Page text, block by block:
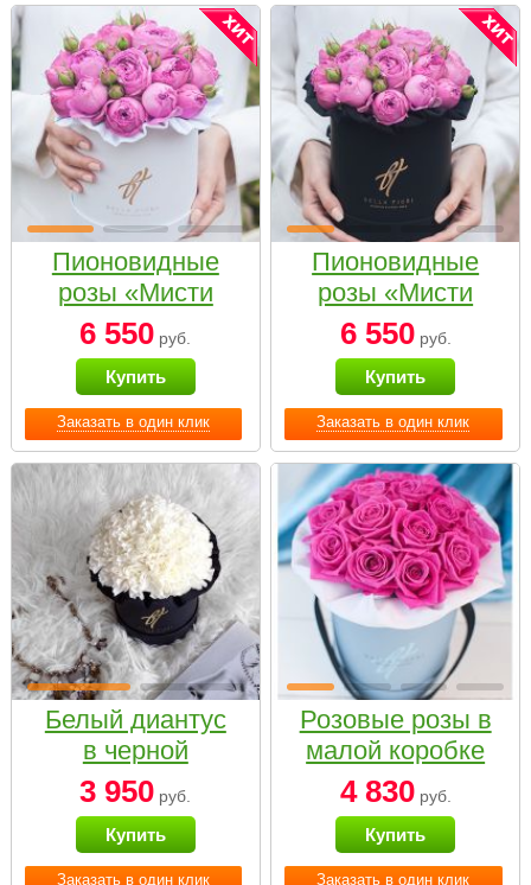
Заказать в один клик
Пионовидные
розы «Мисти
бабблс» в белой
коробке Small
6 550 руб.
Купить
Заказать в один клик
Пионовидные
розы «Мисти
бабблс» в
черной коробке
Small
6 550руб.
Купить
Заказать в один клик
Белый диантус
в черной
коробке Small
3 950 руб.
Купить
Заказать в один клик
Розовые розы в
малой коробке
4 830руб.
Купить